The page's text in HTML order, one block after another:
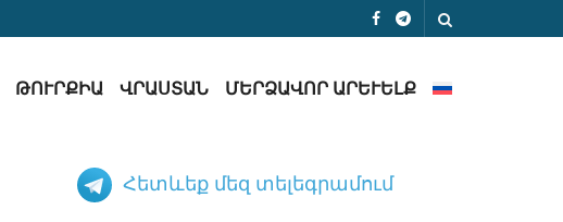
ԹՈՒՐՔԻԱ ՎՐԱՍՏԱՆ ՄԵՐՁԱՎՈՐ ԱՐԵՒԵԼՔ
Հետևեք մեզ տելեգրամում